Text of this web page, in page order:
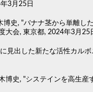
3月25日
史, "バナナ茎から単離し
大会, 東京都, 2024年3月25
見出した新たな活性カル
博史, "システインを高生